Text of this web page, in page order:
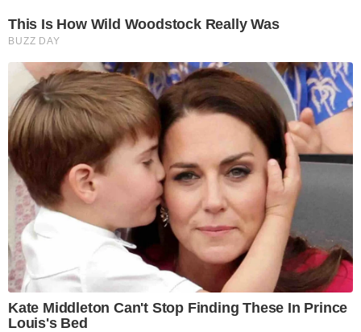
This Is How Wild Woodstock Really Was
BUZZ DAY
Kate Middleton Can't Stop Finding These In Prince
Louis's Bed